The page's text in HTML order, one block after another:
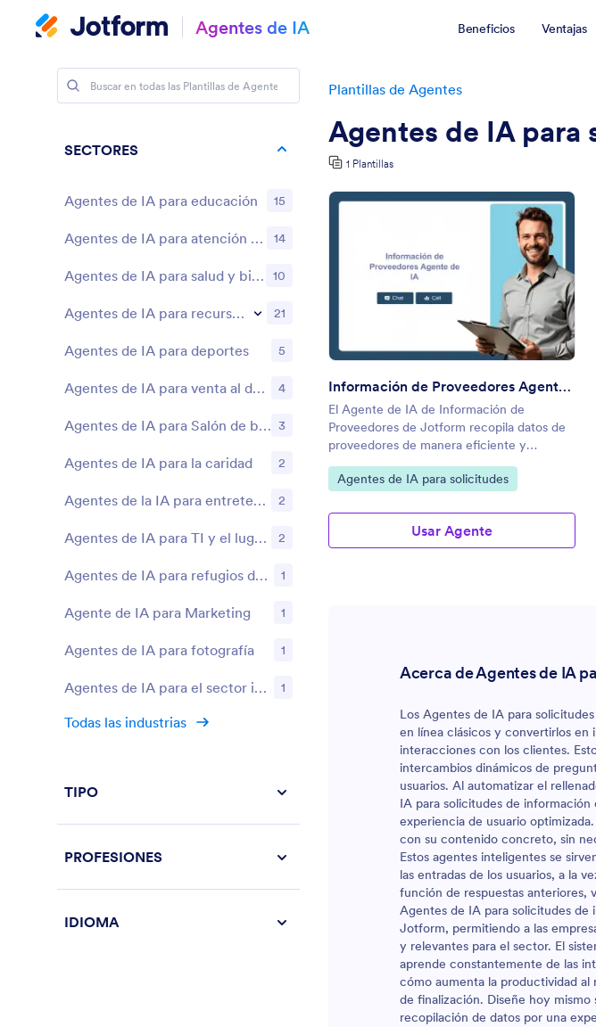
Agentes de IA Beneficios Ventajas
Plantillas de Agentes
Agentes de IA
1 Plantillas
Vista previa : Información
Información de Proveedores Agente de IA
El Agente de IA de Información de
Proveedores de Jotform recopila datos de
proveedores de manera eficiente y
atractiva.
Ir a Categoría:
Agentes de IA para solicitudes
Usar Agente
Acerca de Agentes de IA
Los Agentes de IA para
en línea clásicos y convertirlos en
interacciones con los clientes.
intercambios dinámicos de
usuarios. Al automatizar el
IA para solicitudes de
experiencia de usuario
con su contenido concreto, sin
Estos agentes inteligentes se
las entradas de los usuarios, a la
función de respuestas anteriores,
Agentes de IA para solicitudes de
Jotform, permitiendo a las
y relevantes para el sector. El
aprende constantemente de las
cómo aumenta la productividad al
de finalización. Diseñe hoy
recopilación de datos por una
SECTORES
Agentes de IA para educación 15
Agentes de IA para atención al cliente y asistencia 14
Agentes de IA para salud y bienestar 10
Agentes de IA para recursos humanos 21
Agentes de IA para deportes 5
Agentes de IA para venta al detalle y comercio electrónico 4
Agentes de IA para Salón de belleza 3
Agentes de IA para la caridad 2
Agentes de la IA para entretenimiento 2
Agentes de IA para TI y el lugar de trabajo 2
Agentes de IA para refugios de animales 1
Agente de IA para Marketing 1
Agentes de IA para fotografía 1
Agentes de IA para el sector inmobiliario 1
Todas las industrias
TIPO
PROFESIONES
IDIOMA